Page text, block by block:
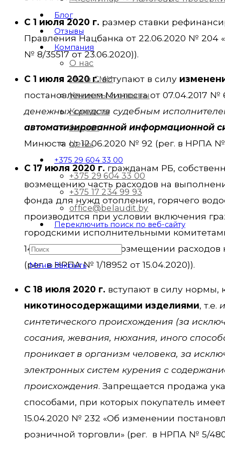
Блог
Отзывы
Компания
О нас
Мы в СМИ
Клиенты и отзывы
Контакты
Акции
Цены
+375 29 604 33 00
+375 29 604 33 00
+375 17 234 99 93
office@belaudit.by
Переключить поиск по веб-сайту
Меню Закрыть
С 1 июля 2020 г. размер ставки
Правления Нацбанка от 22.06.2020 № 204
№ 8/35517 от 23.06.2020)).
С 1 июля 2020 г.вступают в силу
постановлением Минюста от 07.04.2017 №
денежных средств судебным
автоматизированной информационной
Минюста от 12.06.2020 № 92 (рег. в НРПА №
С 17 июля 2020 г. гражданам РБ,
возмещению часть расходов на
фонда для нужд отопления, горячего
производится при условии включения
городскими исполнительными
14.04.2020 № 127 «О возмещении
(рег. в НРПА № 1/18952 от 15.04.2020)).
С 18 июля 2020 г. вступают в силу
никотиносодержащими изделиями, т.е.
синтетического происхождения (за
сосания, жевания, нюхания, иного
проникает в организм человека, за
электронных систем курения с
происхождения. Запрещается продажа
способами, при которых покупатель
15.04.2020 № 232 «Об изменении
розничной торговли» (рег. в НРПА № 5/